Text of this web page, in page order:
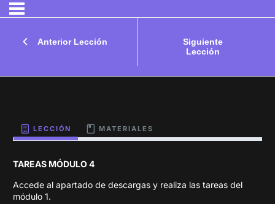
Anterior Lección
Siguiente
Lección
LECCIÓN MATERIALES
TAREAS MÓDULO 4
Accede al apartado de descargas y realiza las tareas del
módulo 1.